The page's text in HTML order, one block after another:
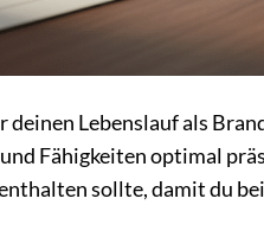
Lebenslauf als
Fähigkeiten optimal
sollte, damit du